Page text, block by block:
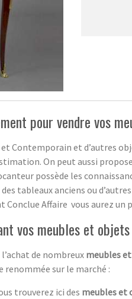
pour vendre vos
Contemporain et d’autres
On peut aussi
possède les
tableaux anciens ou
Conclue Affaire vous aurez
vos meubles et
de nombreux meubles
sur le marché :
trouverez ici des meubles et